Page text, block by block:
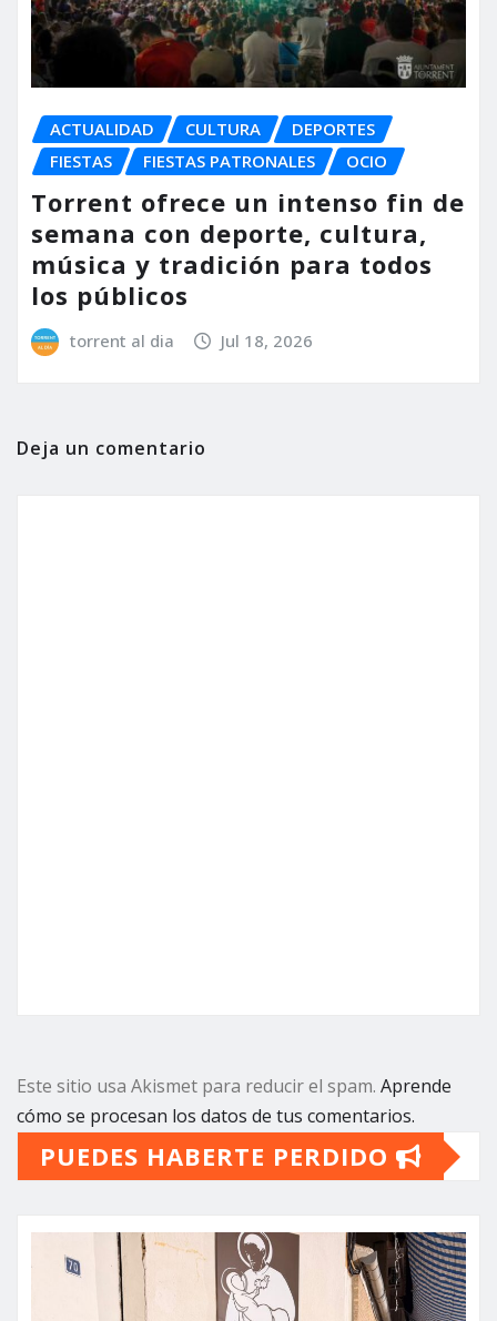
ACTUALIDAD CULTURA
DEPORTES
FIESTAS
FIESTAS PATRONALES OCIO
Torrent ofrece un intenso fin de
semana con deporte, cultura,
música y tradición para todos
los públicos
torrent al dia Jul 18, 2026
Deja un comentario
Este sitio usa Akismet para reducir el spam. Aprende
cómo se procesan los datos de tus comentarios.
PUEDES HABERTE PERDIDO